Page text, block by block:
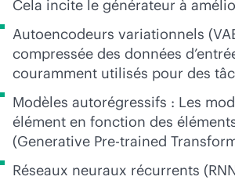
Cela incite le générateur à
Autoencodeurs variationnels
compressée des données
couramment utilisés pour des
Modèles autorégressifs : Les
élément en fonction des
(Generative Pre-trained
Réseaux neuraux récurrents